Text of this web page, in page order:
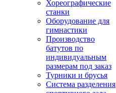
Хореографические
станки
Оборудование для
гимнастики
Производство
батутов по
индивидуальным
размерам под заказ
Турники и брусья
Система разделения